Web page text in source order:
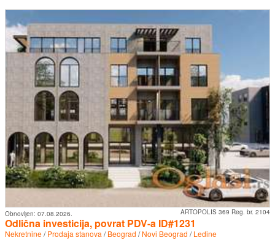
ARTOPOLIS 369 Reg. br. 2104
Obnovljen: 07.08.2026.
Odlična investicija, povrat PDV-a ID#1231
Nekretnine/Prodaja stanova /Beograd /Novi Beograd /Ledine